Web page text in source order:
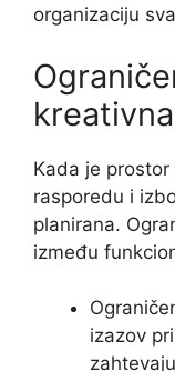
organizaciju
Kada je
rasporedu i
planirana.
između
izazov